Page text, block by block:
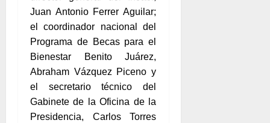
Juan Antonio Ferrer Aguilar;
el coordinador nacional del
Programa de Becas para el
Bienestar Benito Juárez,
Abraham Vázquez Piceno y
el secretario técnico del
Gabinete de la Oficina de la
Presidencia, Carlos Torres